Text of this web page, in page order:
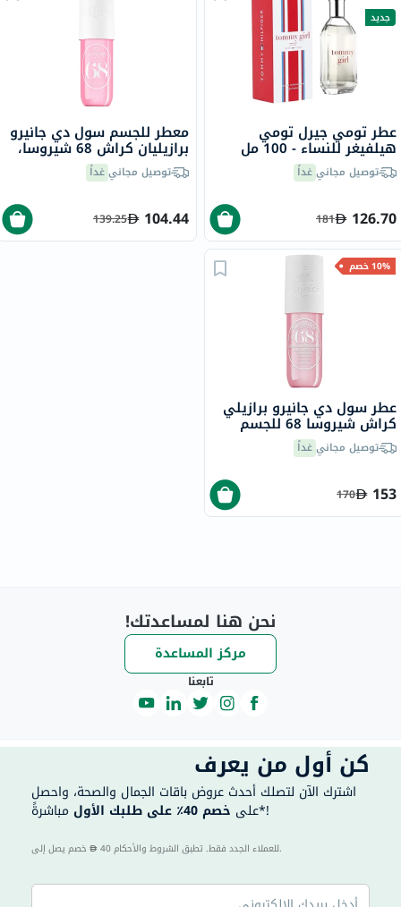
جديد
عطر تومي جيرل تومي
هيلفيغر للنساء - 100 مل
توصيل مجانيغداً
126.70
181
معطر للجسم سول دي جانيرو
برازيليان كراش 68 شيروسا،
90 ملتوصيل مجانيغداً
104.44
139.25
10% خصم
عطر سول دي جانيرو برازيلي
كراش شيروسا 68 للجسم
240 ملتوصيل مجانيغداً
153
170
نحن هنا لمساعدتك!
مركز المساعدة
تابعنا
كن أول من يعرف
اشترك الآن لتصلك أحدث عروض باقات الجمال والصحة، واحصل
على خصم 40٪ على طلبك الأول مباشرةً*!
40 للعملاء الجدد فقط. تطبق الشروط والأحكام.